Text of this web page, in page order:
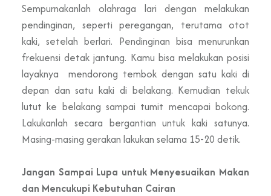
Sempurnakanlah olahraga lari dengan melakukan
pendinginan, seperti peregangan, terutama otot
kaki, setelah berlari. Pendinginan bisa menurunkan
frekuensi detak jantung. Kamu bisa melakukan posisi
layaknya mendorong tembok dengan satu kaki di
depan dan satu kaki di belakang. Kemudian tekuk
lutut ke belakang sampai tumit mencapai bokong.
Lakukanlah secara bergantian untuk kaki satunya.
Masing-masing gerakan lakukan selama 15-20 detik.
Jangan Sampai Lupa untuk Menyesuaikan Makan
dan Mencukupi Kebutuhan Cairan